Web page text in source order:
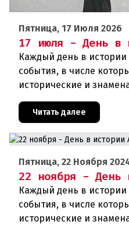
Пятница, 17 Июля 2026
17 июля - День в
Каждый день в
события, в числе
исторические и
дни рождения
также дни их смерти.
Читать далее
Пятница, 22 Ноября
22 ноября - День
Каждый день в
события, в числе
исторические и